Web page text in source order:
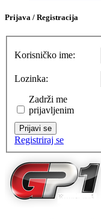
Prijava / Registracija
Korisničko ime:
Lozinka:
Zadrži me
prijavljenim
Prijavi se
Registriraj se